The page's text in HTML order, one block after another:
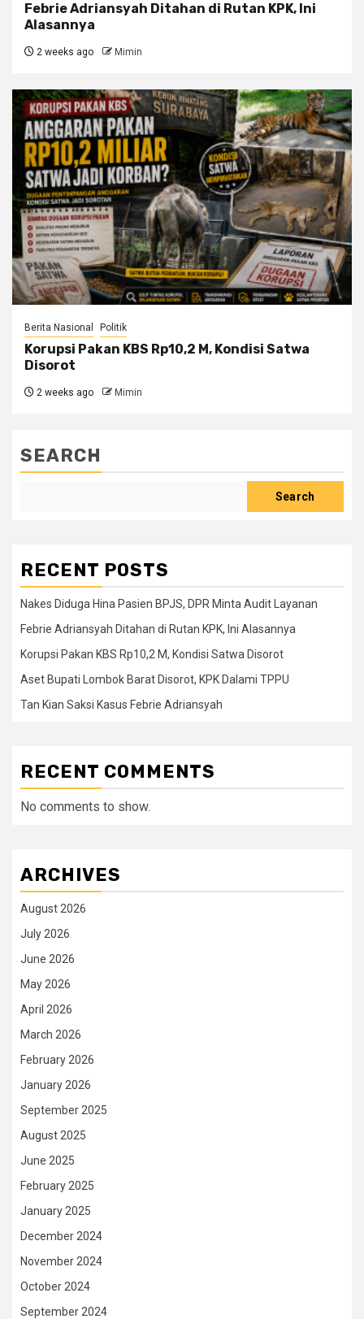
Febrie Adriansyah Ditahan di Rutan KPK, Ini
Alasannya
2 weeks ago Mimin
Berita Nasional Politik
Korupsi Pakan KBS Rp10,2 M, Kondisi Satwa
Disorot
2 weeks ago Mimin
SEARCH
Search
RECENT POSTS
Nakes Diduga Hina Pasien BPJS, DPR Minta Audit Layanan
Febrie Adriansyah Ditahan di Rutan KPK, Ini Alasannya
Korupsi Pakan KBS Rp10,2 M, Kondisi Satwa Disorot
Aset Bupati Lombok Barat Disorot, KPK Dalami TPPU
Tan Kian Saksi Kasus Febrie Adriansyah
RECENT COMMENTS
No comments to show.
ARCHIVES
August 2026
July 2026
June 2026
May 2026
April 2026
March 2026
February 2026
January 2026
September 2025
August 2025
June 2025
February 2025
January 2025
December 2024
November 2024
October 2024
September 2024